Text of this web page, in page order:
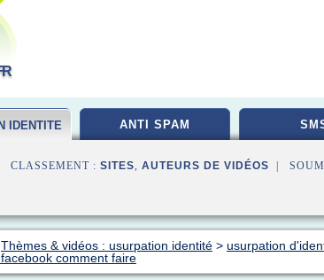
IDENTITE ANTI SPAM
CLASSEMENT : SITES, AUTEURS DE VIDÉOS |
Thèmes & vidéos : usurpation identité > usurpation
comment faire